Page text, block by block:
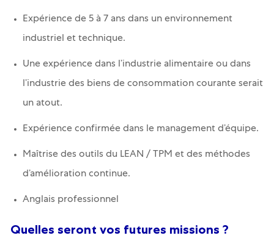
Expérience de 5 à 7 ans dans un environnement
industriel et technique.
Une expérience dans l’industrie alimentaire ou dans
l’industrie des biens de consommation courante serait
un atout.
Expérience confirmée dans le management d’équipe.
Maîtrise des outils du LEAN / TPM et des méthodes
d’amélioration continue.
Anglais professionnel
Quelles seront vos futures missions ?